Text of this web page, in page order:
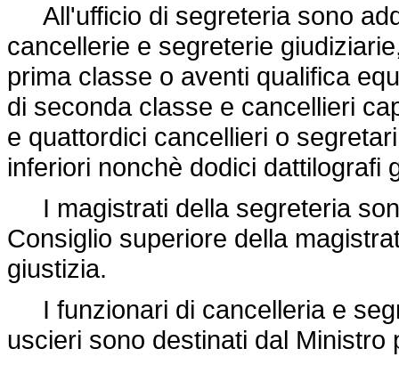
All'ufficio di segreteria sono
cancellerie e segreterie
prima classe o aventi qualifica
di seconda classe e cancellieri
e quattordici cancellieri o
inferiori nonchè dodici dattilografi
I magistrati della segreteria
Consiglio superiore della
giustizia.
I funzionari di cancelleria e
uscieri sono destinati dal Ministro